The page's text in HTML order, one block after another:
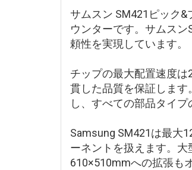
サムスン SM421ピック
ウンターです。サムス
頼性を実現しています。
チップの最大配置速度は
貫した品質を保証しま
し、すべての部品タイプ
Samsung SM421は最大
ーネントを扱えます。
610×510mmへの拡張も